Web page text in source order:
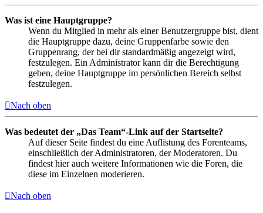
Was ist eine Hauptgruppe?
Wenn du Mitglied in mehr als einer Benutzergruppe bist, dient
die Hauptgruppe dazu, deine Gruppenfarbe sowie den
Gruppenrang, der bei dir standardmäßig angezeigt wird,
festzulegen. Ein Administrator kann dir die Berechtigung
geben, deine Hauptgruppe im persönlichen Bereich selbst
festzulegen.
Nach oben
Was bedeutet der „Das Team“-Link auf der Startseite?
Auf dieser Seite findest du eine Auflistung des Forenteams,
einschließlich der Administratoren, der Moderatoren. Du
findest hier auch weitere Informationen wie die Foren, die
diese im Einzelnen moderieren.
Nach oben